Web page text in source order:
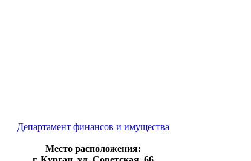
Департамент финансов и имущества
Место расположения: